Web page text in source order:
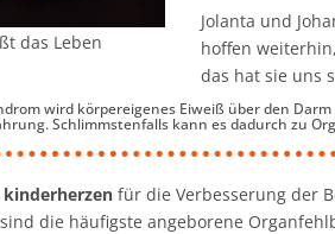
das Leben
Jolanta und
hoffen
das hat sie uns
wird körpereigenes Eiweiß über den
Schlimmstenfalls kann es dadurch zu
kinderherzen für die Verbesserung der
die häufigste angeborene